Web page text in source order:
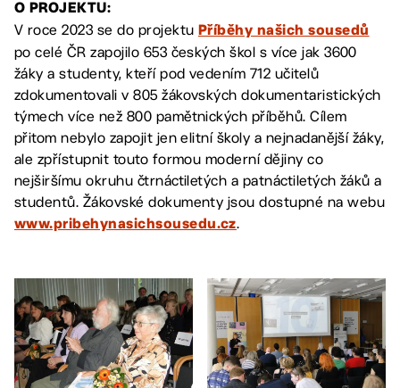
O PROJEKTU:
V roce 2023 se do projektu Příběhy našich sousedů
po celé ČR zapojilo 653 českých škol s více jak 3600
žáky a studenty, kteří pod vedením 712 učitelů
zdokumentovali v 805 žákovských dokumentaristických
týmech více než 800 pamětnických příběhů. Cílem
přitom nebylo zapojit jen elitní školy a nejnadanější žáky,
ale zpřístupnit touto formou moderní dějiny co
nejširšímu okruhu čtrnáctiletých a patnáctiletých žáků a
studentů. Žákovské dokumenty jsou dostupné na webu
www.pribehynasichsousedu.cz.